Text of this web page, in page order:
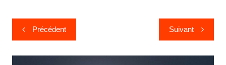
Navigation
de
l’article
Précédent Suivant